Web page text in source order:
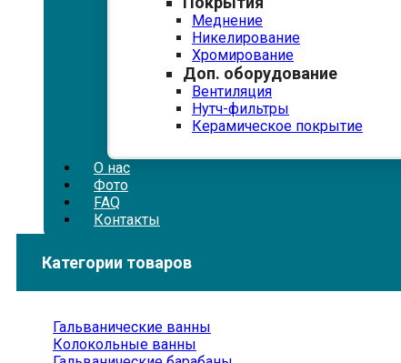
Меднение
Никелирование
Хромирование
Доп. оборудование
Вентиляция
Нутч-фильтры
Керамическое покрытие
О нас
Фото
FAQ
Контакты
Категории товаров
Гальванические ванны
Колокольные ванны